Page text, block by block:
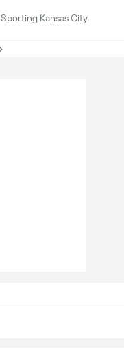
Sporting Kansas City